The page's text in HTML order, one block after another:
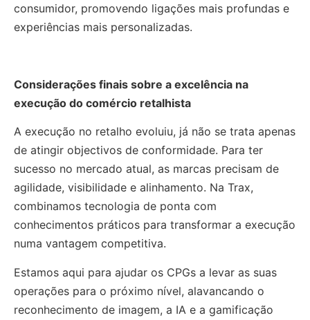
consumidor, promovendo ligações mais profundas e
experiências mais personalizadas.
Considerações finais sobre a excelência na
execução do comércio retalhista
A execução no retalho evoluiu, já não se trata apenas
de atingir objectivos de conformidade. Para ter
sucesso no mercado atual, as marcas precisam de
agilidade, visibilidade e alinhamento. Na Trax,
combinamos tecnologia de ponta com
conhecimentos práticos para transformar a execução
numa vantagem competitiva.
Estamos aqui para ajudar os CPGs a levar as suas
operações para o próximo nível, alavancando o
reconhecimento de imagem, a IA e a gamificação